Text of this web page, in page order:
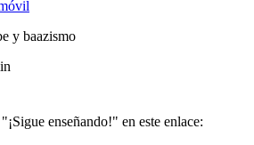
y baazismo
enseñando!" en este enlace: